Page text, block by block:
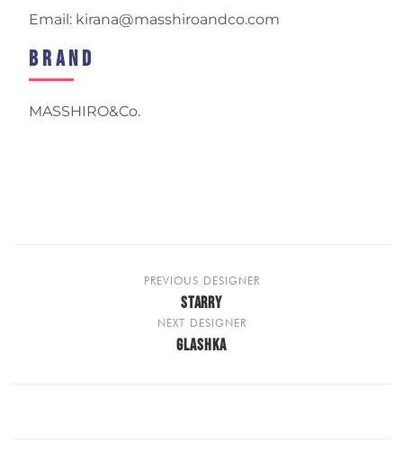
Email: kirana@masshiroandco.com
Brand
MASSHIRO&Co.
PREVIOUS DESIGNER
STARRY
NEXT DESIGNER
GLASHKA